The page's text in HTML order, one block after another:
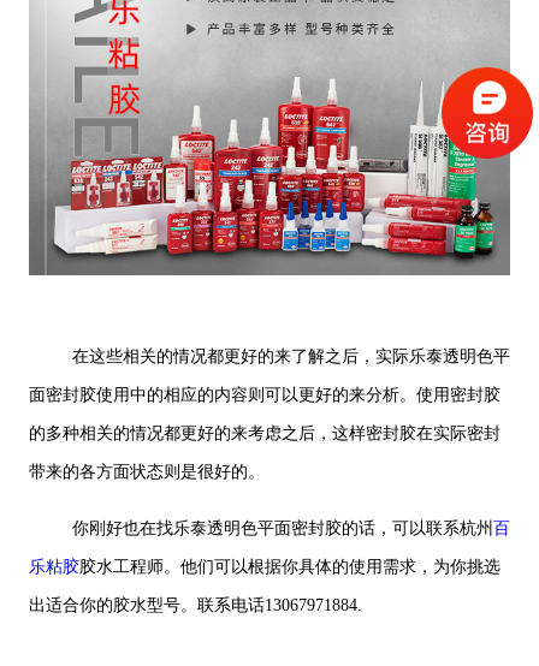
在这些相关的情况都更好的来了解之后，实际乐泰透明色平
面密封胶使用中的相应的内容则可以更好的来分析。使用密封胶
的多种相关的情况都更好的来考虑之后，这样密封胶在实际密封
带来的各方面状态则是很好的。
你刚好也在找乐泰透明色平面密封胶的话，可以联系杭州 百
乐粘胶胶水工程师。他们可以根据你具体的使用需求，为你挑选
出适合你的胶水型号。联系电话13067971884.